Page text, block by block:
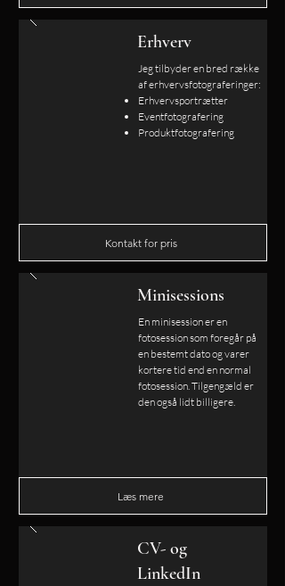
Erhverv
Jeg tilbyder en bred række
af erhvervsfotograferinger:
Erhvervsportrætter
Eventfotografering
Produktfotografering
Kontakt for pris
Minisessions
En minisession er en
fotosession som foregår på
en bestemt dato og varer
kortere tid end en normal
fotosession. Tilgengæld er
den også lidt billigere.
Læs mere
CV- og
LinkedIn